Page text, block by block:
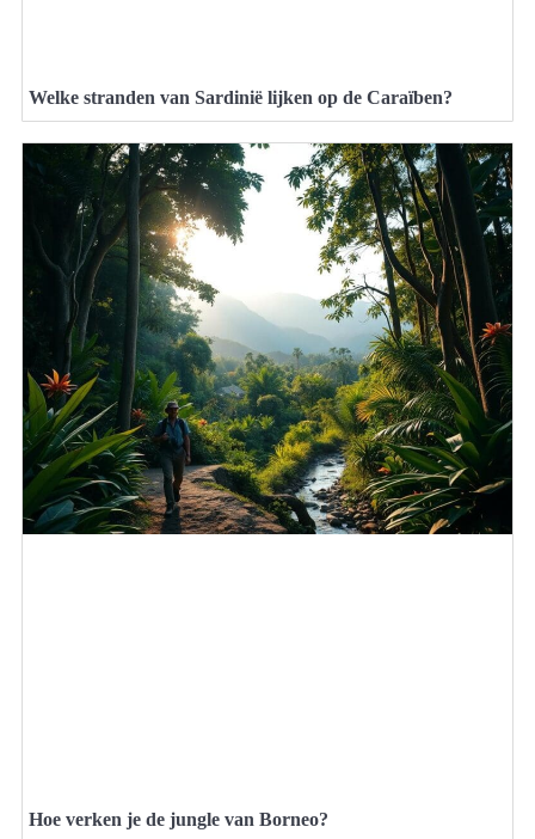
Welke stranden van Sardinië lijken op de Caraïben?
Hoe verken je de jungle van Borneo?